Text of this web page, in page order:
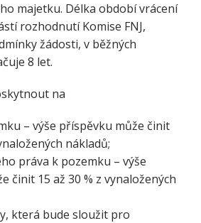
majetku. Délka období vrácení
rozhodnutí Komise FNJ,
žádosti, v běžných
8 let.
na
– výše příspěvku může činit
nákladů;
práva k pozemku – výše
činit 15 až 30 % z vynaložených
která bude sloužit pro